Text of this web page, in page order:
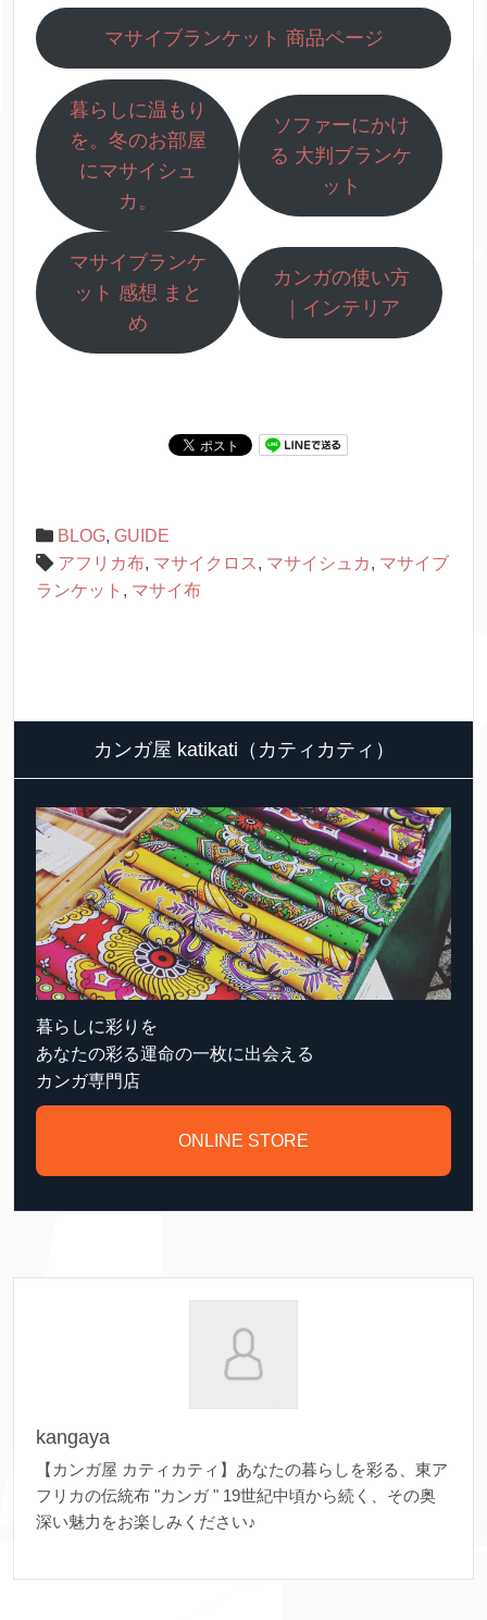
マサイブランケット 商品ページ
暮らしに温もり
を。冬のお部屋
にマサイシュ
カ。
ソファーにかけ
る 大判ブランケ
ット
マサイブランケ
ット 感想 まと
め
カンガの使い方
｜インテリア
BLOG, GUIDE
アフリカ布, マサイクロス , マサイシュカ, マサイブ
ランケット , マサイ布
カンガ屋 katikati（カティカティ）
暮らしに彩りを
あなたの彩る運命の一枚に出会える
カンガ専門店
ONLINE STORE
kangaya
【カンガ屋 カティカティ】あなたの暮らしを彩る、東ア
フリカの伝統布 "カンガ " 19世紀中頃から続く、その奥
深い魅力をお楽しみください♪